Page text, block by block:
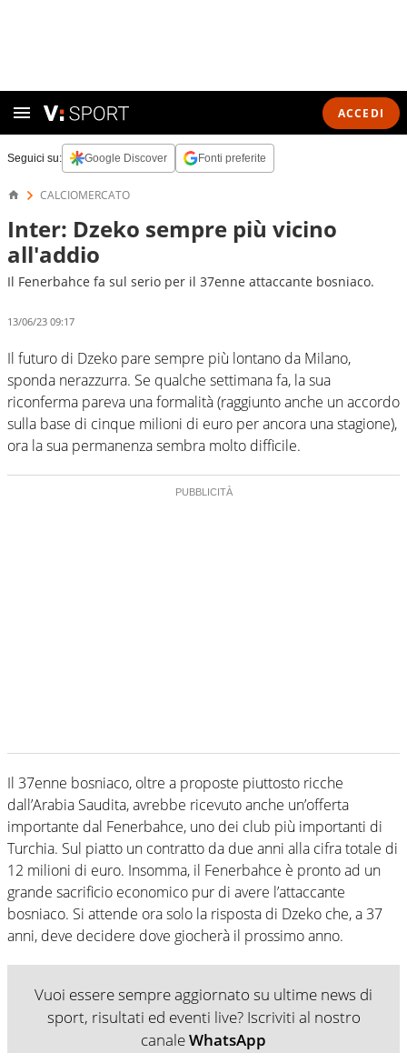
ACCEDI
Seguici su: Google Discover Fonti preferite
CALCIOMERCATO
Inter: Dzeko sempre più vicino
all'addio
Il Fenerbahce fa sul serio per il 37enne attaccante bosniaco.
13/06/23 09:17
Il futuro di Dzeko pare sempre più lontano da Milano,
sponda nerazzurra. Se qualche settimana fa, la sua
riconferma pareva una formalità (raggiunto anche un accordo
sulla base di cinque milioni di euro per ancora una stagione),
ora la sua permanenza sembra molto difficile.
Il 37enne bosniaco, oltre a proposte piuttosto ricche
dall’Arabia Saudita, avrebbe ricevuto anche un’offerta
importante dal Fenerbahce, uno dei club più importanti di
Turchia. Sul piatto un contratto da due anni alla cifra totale di
12 milioni di euro. Insomma, il Fenerbahce è pronto ad un
grande sacrificio economico pur di avere l’attaccante
bosniaco. Si attende ora solo la risposta di Dzeko che, a 37
anni, deve decidere dove giocherà il prossimo anno.
Vuoi essere sempre aggiornato su ultime news di
sport, risultati ed eventi live? Iscriviti al nostro
canaleWhatsApp